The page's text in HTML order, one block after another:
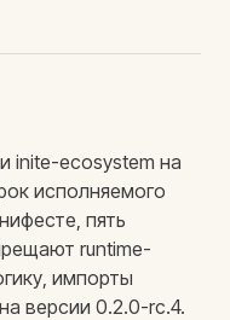
inite-ecosystem на
исполняемого
пять
runtime-
импорты
версии 0.2.0-rc.4.